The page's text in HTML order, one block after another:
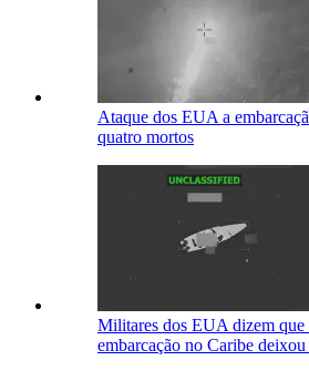
Ataque dos EUA a
quatro mortos
Militares dos EUA dizem que
embarcação no Caribe